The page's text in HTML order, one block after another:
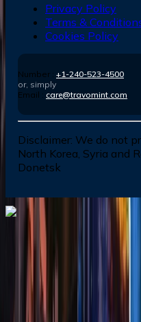
Privacy Policy
Terms &
Cookies Policy
Number : +1-240-523-4500
or, simply
Email : care@travomint.com
Disclaimer: We do not
North Korea, Syria and
Donetsk
Dial In for Bigger Savings:
+1-240-523-4500
Contact us